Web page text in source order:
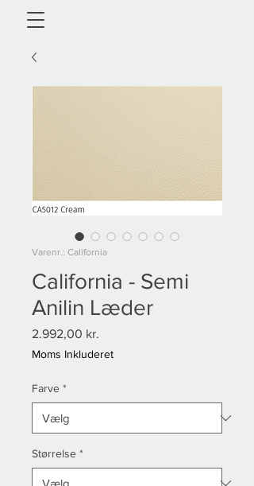
Varenr.: California
California - Semi
Anilin Læder
2.992,00 kr.
Moms Inkluderet
Farve *
Størrelse *